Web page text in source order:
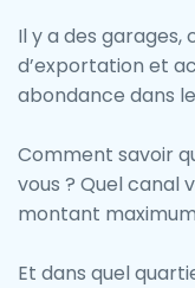
Il y a des garages,
d’exportation et
abondance dans
Comment savoir
vous ? Quel canal
montant
Et dans quel